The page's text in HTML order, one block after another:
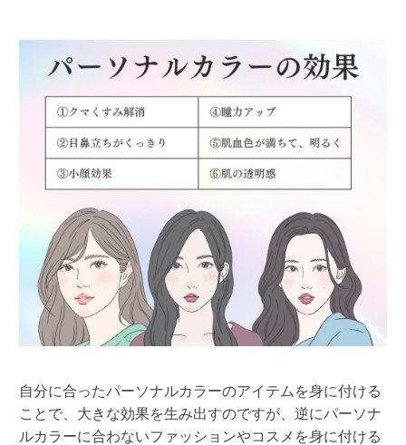
自分に合ったパーソナルカラーのアイテムを身に付ける
ことで、大きな効果を生み出すのですが、逆にパーソナ
ルカラーに合わないファッションやコスメを身に付ける